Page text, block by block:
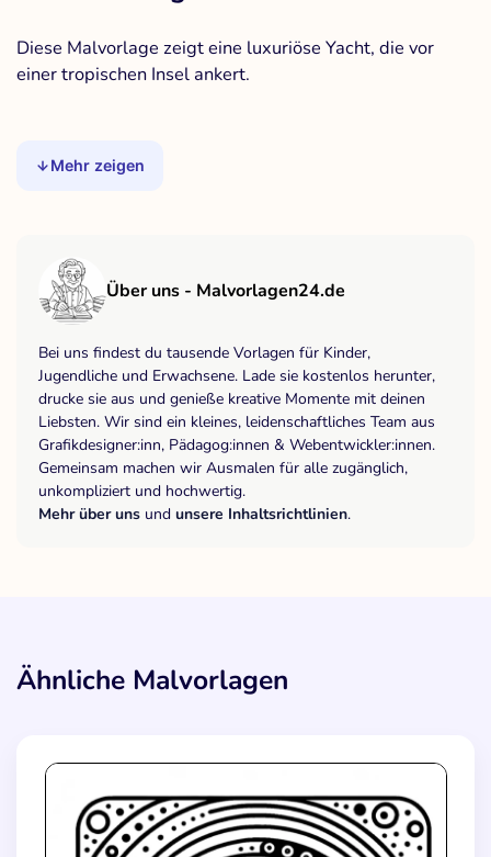
Diese Malvorlage zeigt eine luxuriöse Yacht, die vor
einer tropischen Insel ankert.
Mehr zeigen
Über uns - Malvorlagen24.de
Bei uns findest du tausende Vorlagen für Kinder,
Jugendliche und Erwachsene. Lade sie kostenlos herunter,
drucke sie aus und genieße kreative Momente mit deinen
Liebsten. Wir sind ein kleines, leidenschaftliches Team aus
Grafikdesigner:inn, Pädagog:innen & Webentwickler:innen.
Gemeinsam machen wir Ausmalen für alle zugänglich,
unkompliziert und hochwertig.
Mehr über uns und unsere Inhaltsrichtlinien.
Ähnliche Malvorlagen